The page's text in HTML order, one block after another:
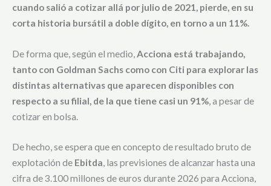
cuando salió a cotizar allá por julio de 2021, pierde, en su
corta historia bursátil a doble dígito, en torno a un 11%.
De forma que, según el medio,Acciona está trabajando,
tanto con Goldman Sachs como con Citi para explorar las
distintas alternativas que aparecen disponibles con
respecto a su filial, de la que tiene casi un 91%, a pesar de
cotizar en bolsa.
De hecho, se espera que en concepto de resultado bruto de
explotación de Ebitda, las previsiones de alcanzar hasta una
cifra de 3.100 millones de euros durante 2026 para Acciona,